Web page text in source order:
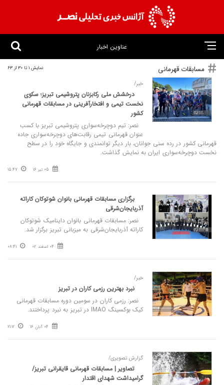
عناوین اخبار
مسابقات قهرمانی نمایش 1 تا 30 از 63
خبر/
درخشش ملی رکابزنان پتروشیمی تبریز؛ سکوی
نخست تیمی و افتخارآفرینی در مسابقات قهرمانی
کشور
نصر: تیم دوچرخه‌سواری پتروشیمی تبریز با کسب
عنوان قهرمانی تیمی رقابت‌های دوچرخه‌سواری جاده
قهرمانی کشور در رده سنی جوانان، بار دیگر توانمندی و جایگاه خود را در سطح
نخست دوچرخه‌سواری ایران به نمایش گذاشت.
05 تیر 16 15:47
برگزاری مسابقات قهرمانی بانوان شوتوکان کاراته
آذربایجان‌شرقی
نصر: مسابقات قهرمانی بانوان داینامیک شوتوکان
کاراته آذربایجان‌شرقی به میزبانی تبریز برگزار شد.
04 اسفند 02 08:41
خبر/
نبرد بهترین رزمی کاران در تبریز
نصر: رزمی کاران در سومین دوره مسابقات قهرمانی
کیک بوکسینگ IMAO در تبریز به نبرد پرداختند.
04 آبان 16 21:12
گزارش تصویری/
تصاویر | مسابقات قهرمانی قایقرانی تبریز/
گرامیداشت شهدای اقتدار